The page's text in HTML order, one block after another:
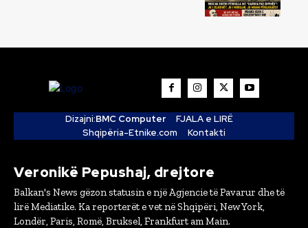
Dizajni:BMC Computer
FJALA e LIRË
Shqipëria-Etnike.com
Kontakti
Veronikë Pepushaj, drejtore
Balkan's News gëzon statusin e një Agjencie të Pavarur dhe të
lirë Mediatike. Ka reporterët e vet në Shqipëri, New York,
Londër, Paris, Romë, Bruksel, Frankfurt am Main.